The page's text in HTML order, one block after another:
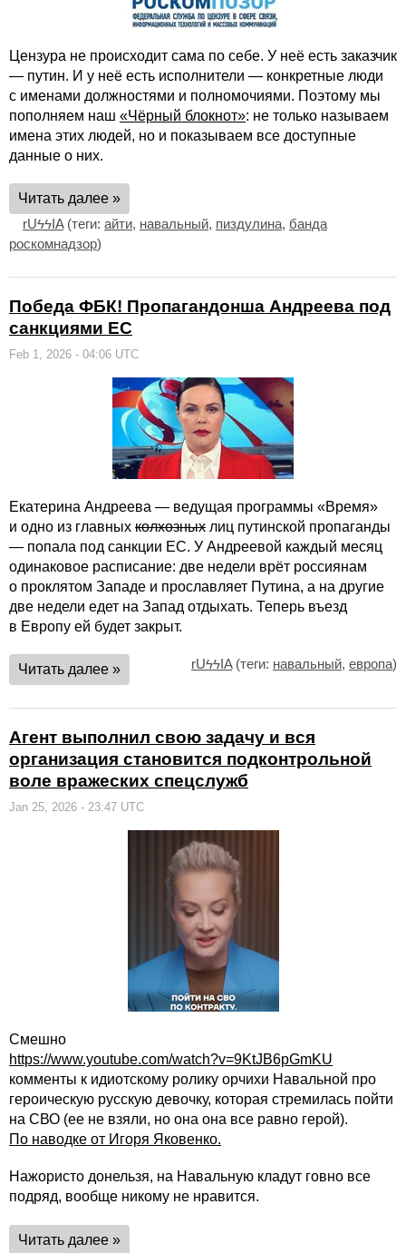
Цензура не происходит сама по себе. У неё есть заказчик
— путин. И у неё есть исполнители — конкретные люди
с именами должностями и полномочиями. Поэтому мы
пополняем наш «Чёрный блокнот»: не только называем
имена этих людей, но и показываем все доступные
данные о них.
Читать далее »
rUϟϟIA(теги: айти, навальный, пиздулина, банда
роскомнадзор)
Победа ФБК! Пропагандонша Андреева под
санкциями ЕС
Feb 1, 2026 - 04:06 UTC
Екатерина Андреева — ведущая программы «Время»
и одно из главных колхозных лиц путинской пропаганды
— попала под санкции ЕС. У Андреевой каждый месяц
одинаковое расписание: две недели врёт россиянам
о проклятом Западе и прославляет Путина, а на другие
две недели едет на Запад отдыхать. Теперь въезд
в Европу ей будет закрыт.
Читать далее » rUϟϟIA(теги: навальный, европа)
Агент выполнил свою задачу и вся
организация становится подконтрольной
воле вражеских спецслужб
Jan 25, 2026 - 23:47 UTC
Смешно
https://www.youtube.com/watch?v=9KtJB6pGmKU
комменты к идиотскому ролику орчихи Навальной про
героическую русскую девочку, которая стремилась пойти
на СВО (ее не взяли, но она она все равно герой).
По наводке от Игоря Яковенко.
Нажористо донельзя, на Навальную кладут говно все
подряд, вообще никому не нравится.
Читать далее »